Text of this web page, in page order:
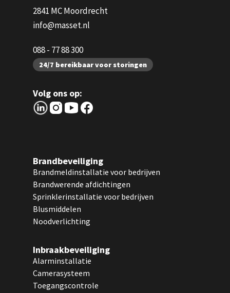
2841 MC Moordrecht
info@masset.nl
088 - 77 88 300
24/7 bereikbaar voor storingen
Volg ons op:
Brandbeveiliging
Brandmeldinstallatie voor bedrijven
Brandwerende afdichtingen
Sprinklerinstallatie voor bedrijven
Blusmiddelen
Noodverlichting
Inbraakbeveiliging
Alarminstallatie
Camerasysteem
Toegangscontrole